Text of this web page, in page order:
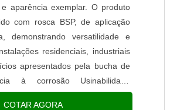
aparência exemplar. O produto
com rosca BSP, de aplicação
demonstrando versatilidade e
residenciais, industriais
apresentados pela bucha de
à corrosão Usinabilidade
Pode ser empregada em
COTAR AGORA